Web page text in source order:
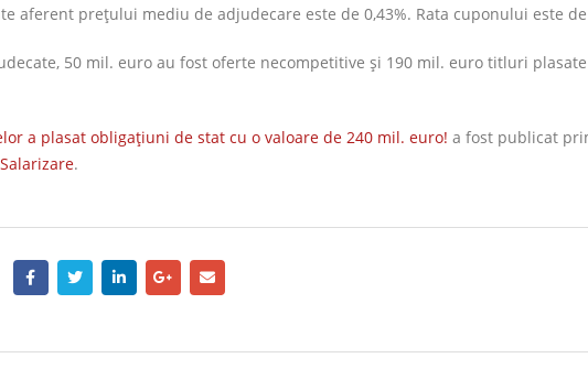
aferent preţului mediu de adjudecare este de 0,43%. Rata cuponului este de
50 mil. euro au fost oferte necompetitive şi 190 mil. euro titluri
a plasat obligaţiuni de stat cu o valoare de 240 mil. euro! a fost publicat
.